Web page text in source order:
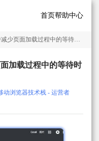
首页帮助中心
少页面加载过程中的等待时间
加载过程中的等待时
动浏览器技术栈 - 运营者